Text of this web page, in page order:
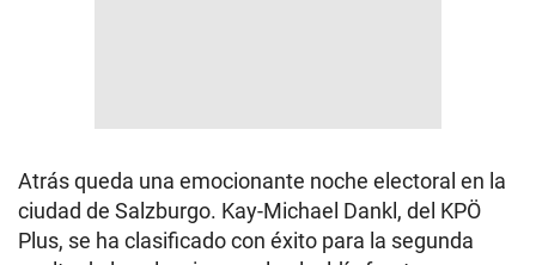
Atrás queda una emocionante noche electoral en la
ciudad de Salzburgo. Kay-Michael Dankl, del KPÖ
Plus, se ha clasificado con éxito para la segunda